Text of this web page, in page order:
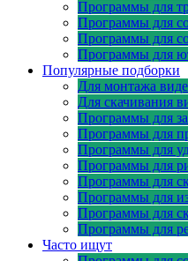
Программы для
Программы для
Программы для
Программы для
Популярные подборки
Для монтажа
Для скачивания
Программы для
Программы для
Программы для
Программы для
Программы для
Программы для
Программы для
Программы для
Часто ищут